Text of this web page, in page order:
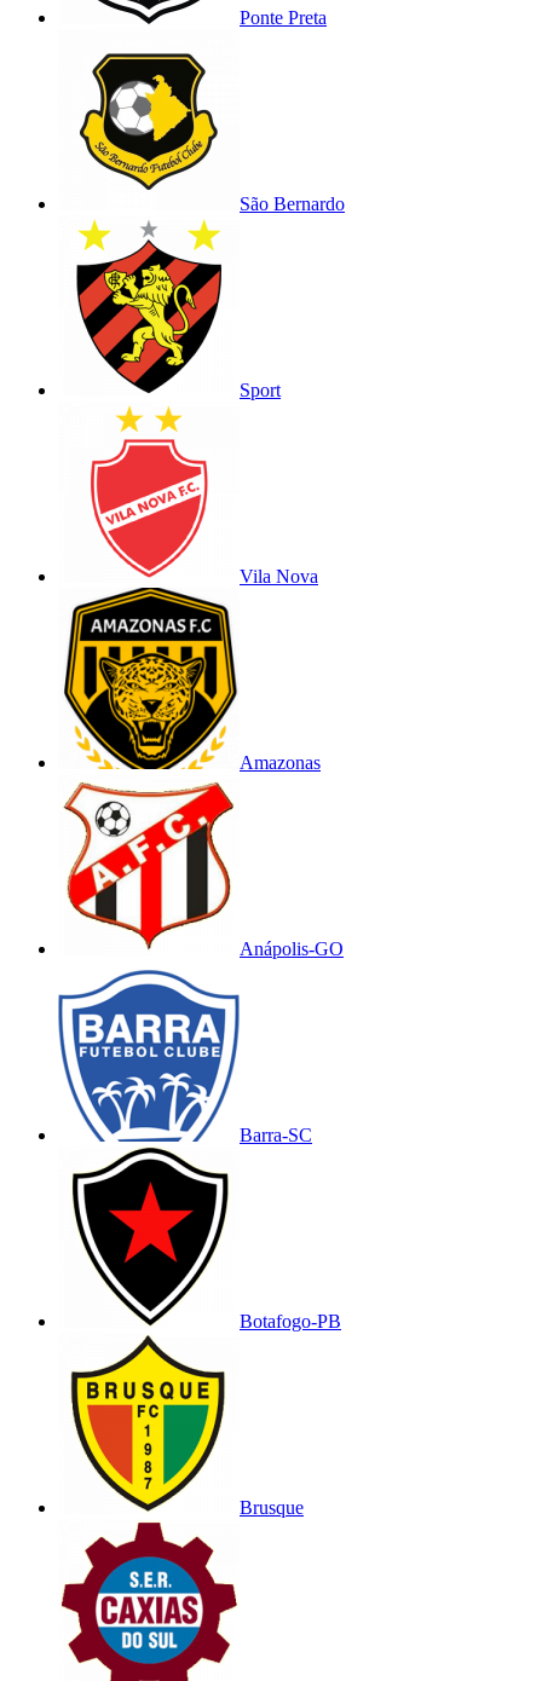
Ponte Preta
São Bernardo
Sport
Vila Nova
Amazonas
Anápolis-GO
Barra-SC
Botafogo-PB
Brusque